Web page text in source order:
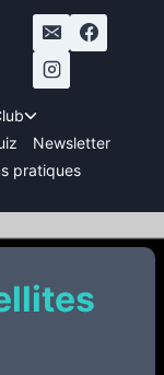
le
menu
Newsletter
pratiques